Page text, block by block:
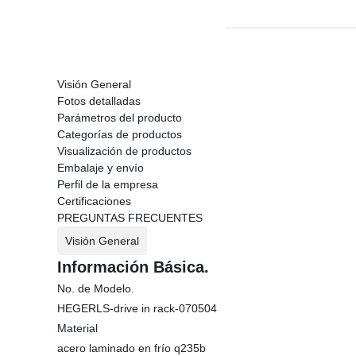
Visión General
Fotos detalladas
Parámetros del producto
Categorías de productos
Visualización de productos
Embalaje y envío
Perfil de la empresa
Certificaciones
PREGUNTAS FRECUENTES
Visión General
Información Básica.
No. de Modelo.
HEGERLS-drive in rack-070504
Material
acero laminado en frío q235b